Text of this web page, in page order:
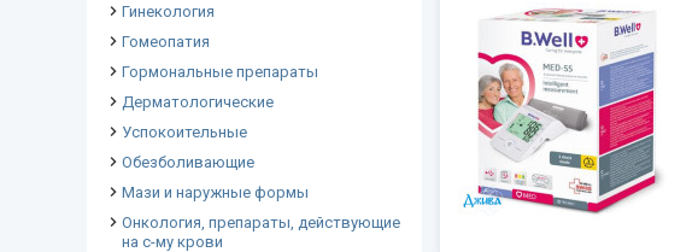
Гинекология
Гомеопатия
Гормональные препараты
Дерматологические
Успокоительные
Обезболивающие
Мази и наружные формы
Онкология, препараты, действующие
на с-му крови